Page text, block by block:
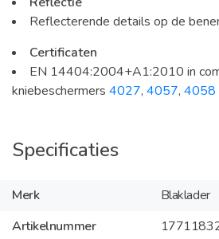
Reflecterende details op de
Certificaten
EN 14404:2004+A1:2010 in
kniebeschermers 4027, 4057, 4058
Specificaties
Merk
Blaklader
Artikelnummer